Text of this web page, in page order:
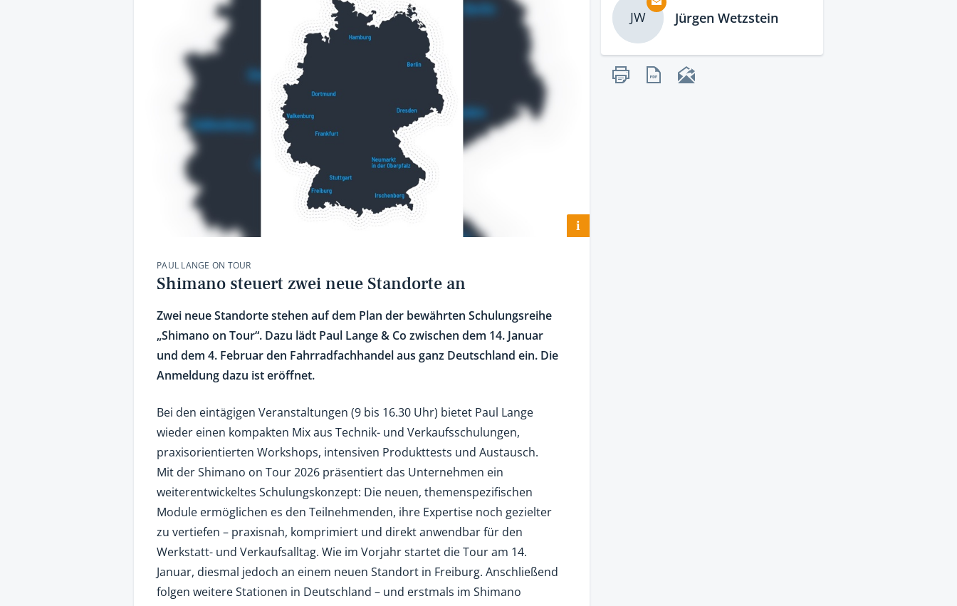
i
PAUL LANGE ON TOUR
Shimano steuert zwei neue Standorte an
Zwei neue Standorte stehen auf dem Plan der bewährten Schulungsreihe
„Shimano on Tour“. Dazu lädt Paul Lange & Co zwischen dem 14. Januar
und dem 4. Februar den Fahrradfachhandel aus ganz Deutschland ein. Die
Anmeldung dazu ist eröffnet.
Bei den eintägigen Veranstaltungen (9 bis 16.30 Uhr) bietet Paul Lange
wieder einen kompakten Mix aus Technik- und Verkaufsschulungen,
praxisorientierten Workshops, intensiven Produkttests und Austausch.
Mit der Shimano on Tour 2026 präsentiert das Unternehmen ein
weiterentwickeltes Schulungskonzept: Die neuen, themenspezifischen
Module ermöglichen es den Teilnehmenden, ihre Expertise noch gezielter
zu vertiefen – praxisnah, komprimiert und direkt anwendbar für den
Werkstatt- und Verkaufsalltag. Wie im Vorjahr startet die Tour am 14.
Januar, diesmal jedoch an einem neuen Standort in Freiburg. Anschließend
folgen weitere Stationen in Deutschland – und erstmals im Shimano
JW Jürgen Wetzstein